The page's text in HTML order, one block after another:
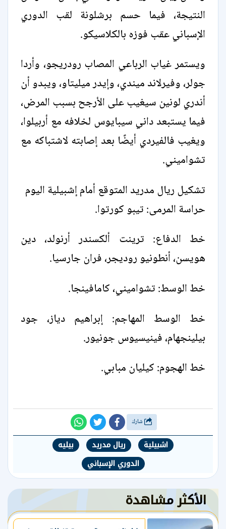
النتيجة، فيما حسم برشلونة لقب الدوري
الإسباني عقب فوزه بالكلاسيكو.
ويستمر غياب الرباعي المصاب رودريجو، وأردا
جولر، وفيرلاند ميندي، وإيدر ميليتاو، ويبدو أن
أندري لونين سيغيب على الأرجح بسبب المرض،
فيما يستبعد داني سيبايوس لخلافه مع أربيلوا،
ويغيب فالفيردي أيضًا بعد إصابته لاشتباكه مع
تشواميني.
تشكيل ريال مدريد المتوقع أمام إشبيلية اليوم
حراسة المرمى: تيبو كورتوا.
خط الدفاع: ترينت ألكسندر أرنولد، دين
هويسن، أنطونيو روديجر، فران جارسيا.
خط الوسط: تشواميني، كامافينجا.
خط الوسط المهاجم: إبراهيم دياز، جود
بيلينجهام، فينيسيوس جونيور.
خط الهجوم: كيليان مبابي.
اشبيلية ريال مدريد
بيليه
الدوري الإسباني
الأكثر مشاهدة